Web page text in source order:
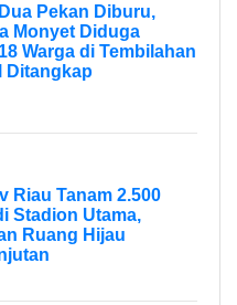
Pekan Diburu,
Monyet Diduga
Warga di Tembilahan
Ditangkap
Riau Tanam 2.500
Stadion Utama,
Ruang Hijau